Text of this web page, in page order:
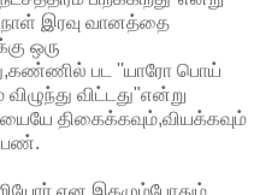
நாள் இரவு வானத்தை
ஒரு
,கண்ணில் பட ''யாரோ பொய்
விழுந்து விட்டது"என்று
திகைக்கவும்,வியக்கவும்
.